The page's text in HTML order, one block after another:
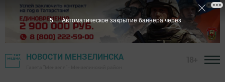
НОВОСТИ МЕНЗЕЛИНСКА
4 Автоматическое закрытие баннера через